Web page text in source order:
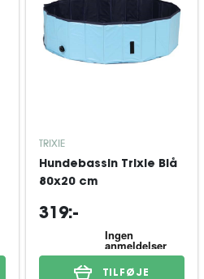
TRIXIE
Hundebassin Trixie Blå
80x20 cm
319:-
TILFØJE